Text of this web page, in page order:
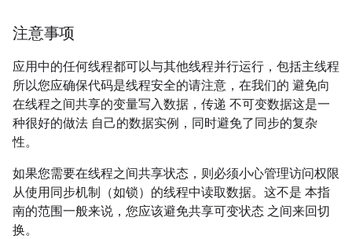
注意事项
应用中的任何线程都可以与其他线程并行运行，包括主线程
所以您应确保代码是线程安全的请注意，在我们的 避免向
在线程之间共享的变量写入数据，传递 不可变数据这是一
种很好的做法 自己的数据实例，同时避免了同步的复杂
性。
如果您需要在线程之间共享状态，则必须小心管理访问权限
从使用同步机制（如锁）的线程中读取数据。这不是 本指
南的范围一般来说，您应该避免共享可变状态 之间来回切
换。